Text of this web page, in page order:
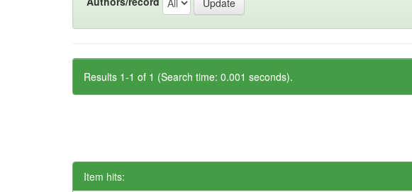
Results 1-1 of 1 (Search time: 0.001 seconds).
Item hits: